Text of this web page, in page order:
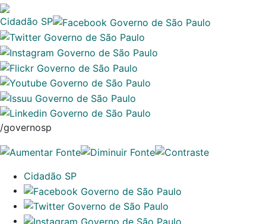
Cidadão SP
/governosp
Cidadão SP